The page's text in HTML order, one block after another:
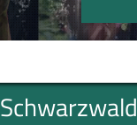
Schwarzwald